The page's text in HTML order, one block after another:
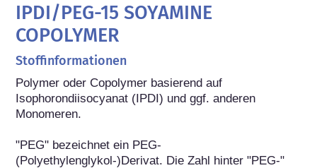
IPDI/PEG-15 SOYAMINE
COPOLYMER
Stoffinformationen
Polymer oder Copolymer basierend auf
Isophorondiisocyanat (IPDI) und ggf. anderen
Monomeren.
"PEG" bezeichnet ein PEG-
(Polyethylenglykol-)Derivat. Die Zahl hinter "PEG-"